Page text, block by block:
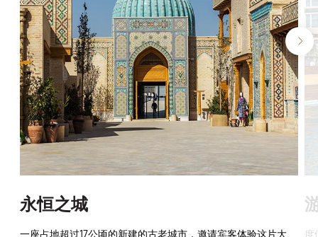
永恒之城
一座占地超过17公顷的新建的古老城市，邀请宾客体验这片大